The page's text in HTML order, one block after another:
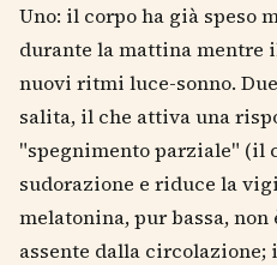
Uno: il corpo ha già speso
durante la mattina mentre
nuovi ritmi luce-sonno.
salita, il che attiva una
"spegnimento parziale" (il
sudorazione e riduce la
melatonina, pur bassa,
assente dalla circolazione;